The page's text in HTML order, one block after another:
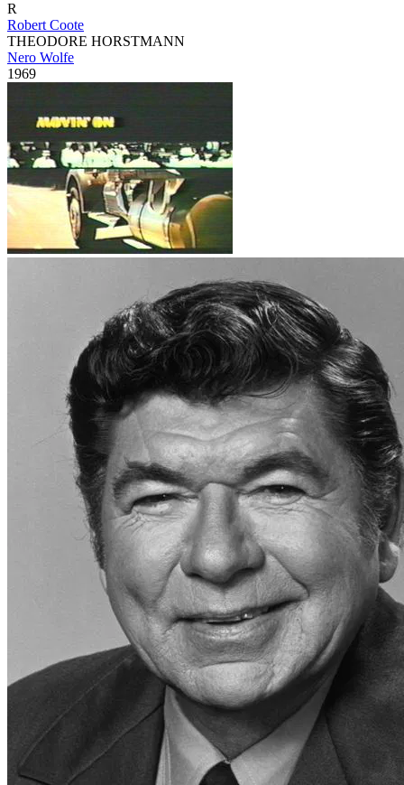
R
Robert Coote
THEODORE HORSTMANN
Nero Wolfe
1969